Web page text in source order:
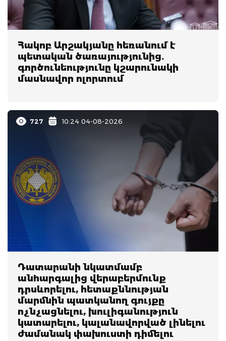
Հակոբ Արշակյանը հեռանում է
պետական ծառայությունից.
գործունեությունը կշարունակի
մասնավոր ոլորտում
727 10:24 04-08-2026
Դատարանի նկատմամբ
անhարգալից վերաբերմունք
դրսևորելու, հետաքննության
մարմնին պատկանող գույքը
nչնչացնելու, խnւլիգանություն
կատարելու, կալանավորված լինելու
ժամանակ փախուստի դիմելու